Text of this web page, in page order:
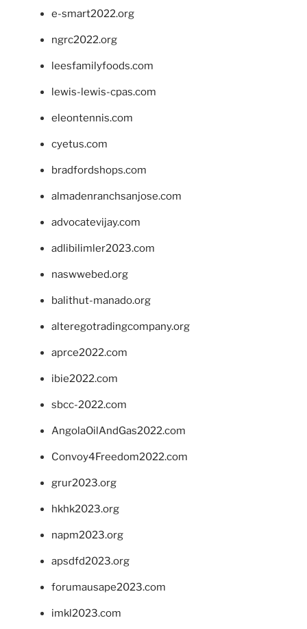
e-smart2022.org
ngrc2022.org
leesfamilyfoods.com
lewis-lewis-cpas.com
eleontennis.com
cyetus.com
bradfordshops.com
almadenranchsanjose.com
advocatevijay.com
adlibilimler2023.com
naswwebed.org
balithut-manado.org
alteregotradingcompany.org
aprce2022.com
ibie2022.com
sbcc-2022.com
AngolaOilAndGas2022.com
Convoy4Freedom2022.com
grur2023.org
hkhk2023.org
napm2023.org
apsdfd2023.org
forumausape2023.com
imkl2023.com